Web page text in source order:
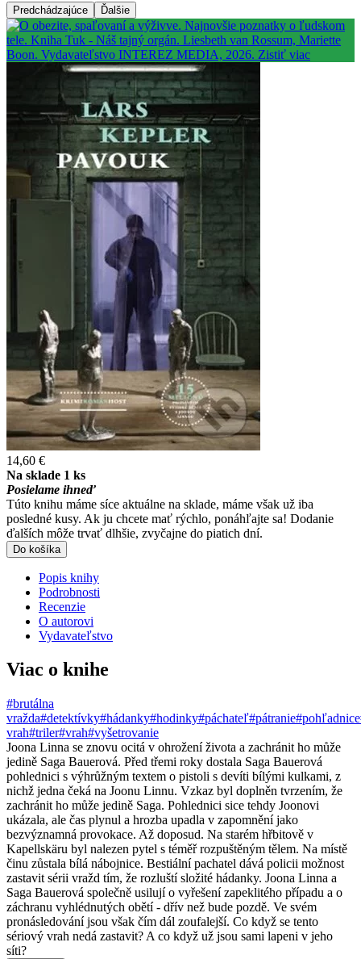
Predchádzajúce Ďalšie
14,60 €
Na sklade 1 ks
Posielame ihneď
Túto knihu máme síce aktuálne na sklade, máme však už iba
posledné kusy. Ak ju chcete mať rýchlo, ponáhľajte sa! Dodanie
ďalších môže trvať dlhšie, zvyčajne do piatich dní.
Do košíka
Popis knihy
Podrobnosti
Recenzie
O autorovi
Vydavateľstvo
Viac o knihe
#brutálna
vražda#detektívky#hádanky#hodinky#páchateľ#pátranie#pohľadnice
vrah#triler#vrah#vyšetrovanie
Joona Linna se znovu ocitá v ohrožení života a zachránit ho může
jedině Saga Bauerová. Před třemi roky dostala Saga Bauerová
pohlednici s výhrůžným textem o pistoli s devíti bílými kulkami, z
nichž jedna čeká na Joonu Linnu. Vzkaz byl doplněn tvrzením, že
zachránit ho může jedině Saga. Pohlednici sice tehdy Joonovi
ukázala, ale čas plynul a hrozba upadla v zapomnění jako
bezvýznamná provokace. Až doposud. Na starém hřbitově v
Kapellskäru byl nalezen pytel s téměř rozpuštěným tělem. Na místě
činu zůstala bílá nábojnice. Bestiální pachatel dává policii možnost
zastavit sérii vražd tím, že rozluští složité hádanky. Joona Linna a
Saga Bauerová společně usilují o vyřešení zapeklitého případu a o
záchranu vyhlédnutých obětí - dřív než bude pozdě. Ve svém
pronásledování jsou však čím dál zoufalejší. Co když se tento
sériový vrah nedá zastavit? A co když už jsou sami lapeni v jeho
síti?